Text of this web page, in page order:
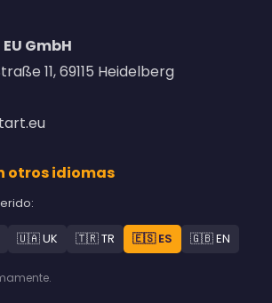
GmbH
11, 69115 Heidelberg
otros idiomas
🇺🇦 UK 🇹🇷 TR 🇪🇸 ES 🇬🇧 EN